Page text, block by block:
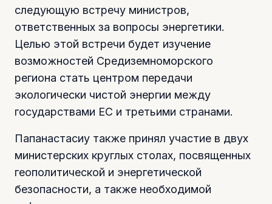
следующую встречу министров,
ответственных за вопросы энергетики.
Целью этой встречи будет изучение
возможностей Средиземноморского
региона стать центром передачи
экологически чистой энергии между
государствами ЕС и третьими странами.
Папанастасиу также принял участие в двух
министерских круглых столах, посвященных
геополитической и энергетической
безопасности, а также необходимой